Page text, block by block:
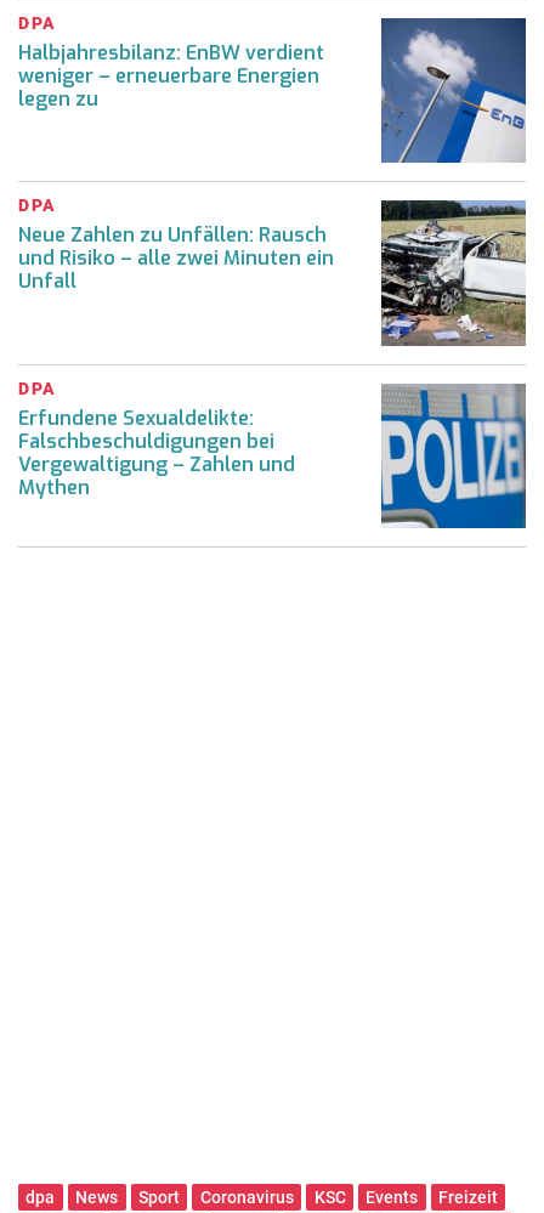
DPA
Halbjahresbilanz: EnBW verdient
weniger – erneuerbare Energien
legen zu
DPA
Neue Zahlen zu Unfällen: Rausch
und Risiko – alle zwei Minuten ein
Unfall
DPA
Erfundene Sexualdelikte:
Falschbeschuldigungen bei
Vergewaltigung – Zahlen und
Mythen
dpa News Sport Coronavirus KSC Events
Freizeit